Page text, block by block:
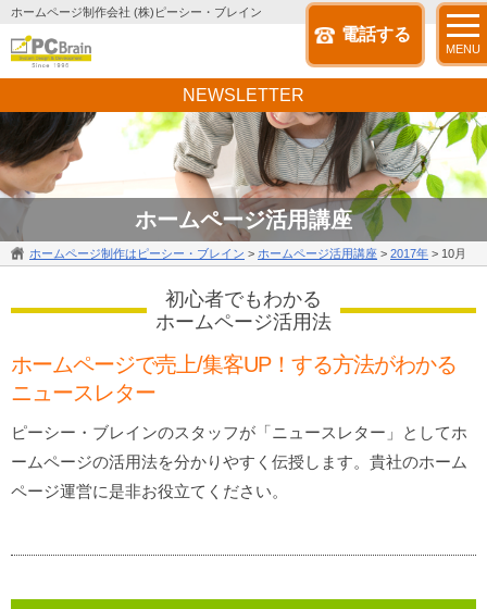
ホームページ制作会社 (株)ピーシー・ブレイン
電話する
MENU
ホームページ活用講座
NEWSLETTER
ホームページ制作はピーシー・ブレイン > ホームページ活用講座 > 2017年 > 10月
初心者でもわかる
ホームページ活用法
ホームページで売上/集客UP！する方法がわかる
ニュースレター
ピーシー・ブレインのスタッフが「ニュースレター」としてホ
ームページの活用法を分かりやすく伝授します。貴社のホーム
ページ運営に是非お役立てください。